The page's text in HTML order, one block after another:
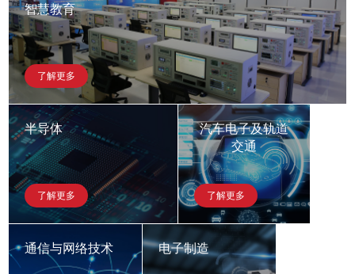
智慧教育
了解更多
半导体
了解更多
汽车电子及轨道
交通
了解更多
通信与网络技术 电子制造